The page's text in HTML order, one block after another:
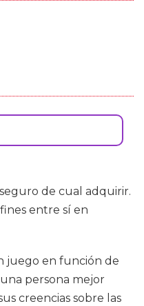
de cual adquirir.
entre sí en
juego en función de
persona mejor
creencias sobre las